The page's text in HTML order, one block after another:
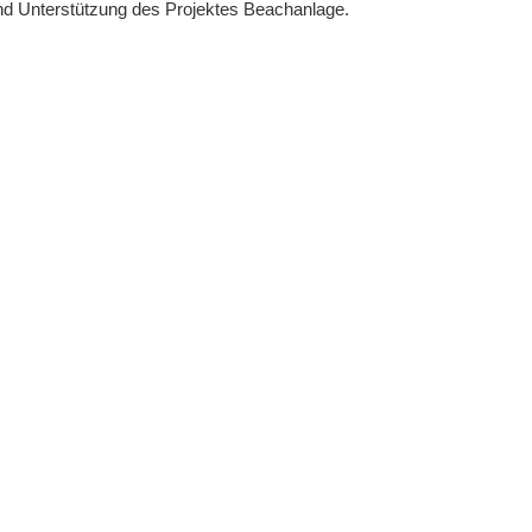
Unterstützung des Projektes Beachanlage.